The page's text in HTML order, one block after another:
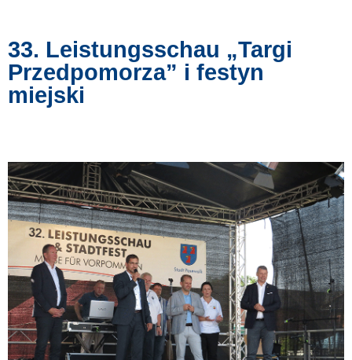
33. Leistungsschau „Targi
Przedpomorza” i festyn
miejski